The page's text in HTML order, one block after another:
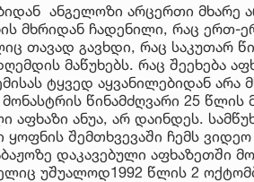
ანგელოზი არცერთი მხარე
მხრიდან ჩადენილი, რაც ერთ-
თავად გავხდი, რაც საკუთარ
მაწუხებს. რაც შეეხება
ტყვედ აყვანილებიდან
წინამძღვარი 25 წლის
ანუა, არ დაინდეს.
შემთხვევაში ჩემს ვიდეო
დაკავებული აფხაზეთში
უშუალოდ1992 წლის 2